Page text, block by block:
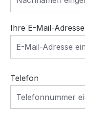
Ihre E-Mail-Adresse
Telefon